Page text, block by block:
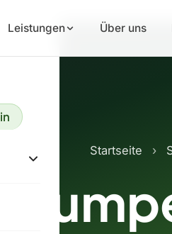
Leistungen Über uns
Startseite ›